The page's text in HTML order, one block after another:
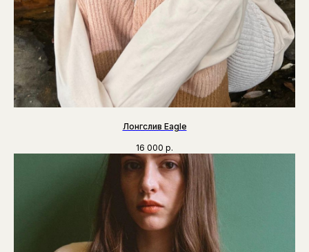
Лонгслив Eagle
16 000 р.